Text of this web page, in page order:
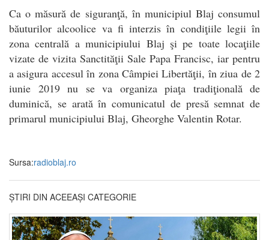
Ca o măsură de siguranţă, în municipiul Blaj consumul
băuturilor alcoolice va fi interzis în condiţiile legii în
zona centrală a municipiului Blaj şi pe toate locaţiile
vizate de vizita Sanctităţii Sale Papa Francisc, iar pentru
a asigura accesul în zona Câmpiei Libertăţii, în ziua de 2
iunie 2019 nu se va organiza piaţa tradiţională de
duminică, se arată în comunicatul de presă semnat de
primarul municipiului Blaj, Gheorghe Valentin Rotar.
Sursa:radioblaj.ro
ȘTIRI DIN ACEEAȘI CATEGORIE